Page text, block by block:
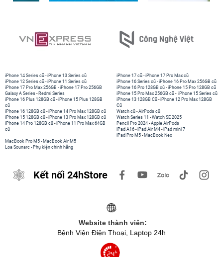
iPhone 14 Series cũ -iPhone 13 Series cũ
iPhone 12 Series cũ -iPhone 11 Series cũ
iPhone 17 Pro Max 256GB -iPhone 17 Pro 256GB
Galaxy A Series - Redmi Series
iPhone 17 cũ -iPhone 17 Pro Max cũ
iPhone 16 Series cũ - iPhone 16 Pro Max 256GB cũ
iPhone 16 Pro 128GB cũ -iPhone 15 Pro 128GB cũ
iPhone 15 Pro Max 256GB cũ - iPhone 15 Series cũ
iPhone 16 Plus 128GB cũ -iPhone 15 Plus 128GB
cũ
iPhone 16 128GB cũ -iPhone 14 Pro Max 128GB cũ
iPhone 15 128GB cũ -iPhone 13 Pro Max 128GB cũ
iPhone 14 Pro 128GB cũ -iPhone 11 Pro Max 64GB
cũ
iPhone 13 128GB Cũ -iPhone 12 Pro Max 128GB
Cũ
Watch cũ -AirPods cũ
Watch Series 11 -Watch SE 2025
Pencil Pro 2024 -Apple AirPods
iPad A16 -iPad Air M4 -iPad mini 7
iPad Pro M5 - MacBook Neo
MacBook Pro M5 - MacBook Air M5
Loa Sounarc - Phụ kiện chính hãng
Kết nối 24hStore
Website thành viên:
Bệnh Viện Điện Thoại, Laptop 24h